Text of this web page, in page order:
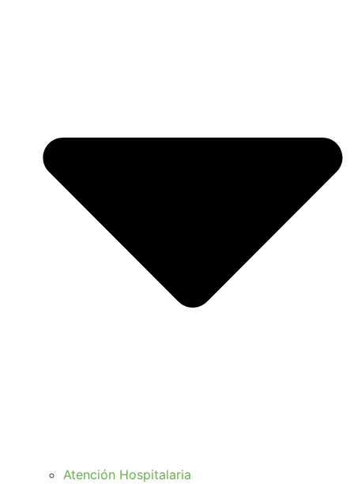
Atención Hospitalaria